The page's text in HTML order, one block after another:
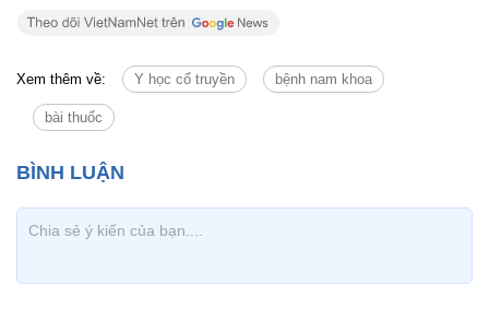
Xem thêm về: Y học cổ truyền bệnh nam khoa
bài thuốc